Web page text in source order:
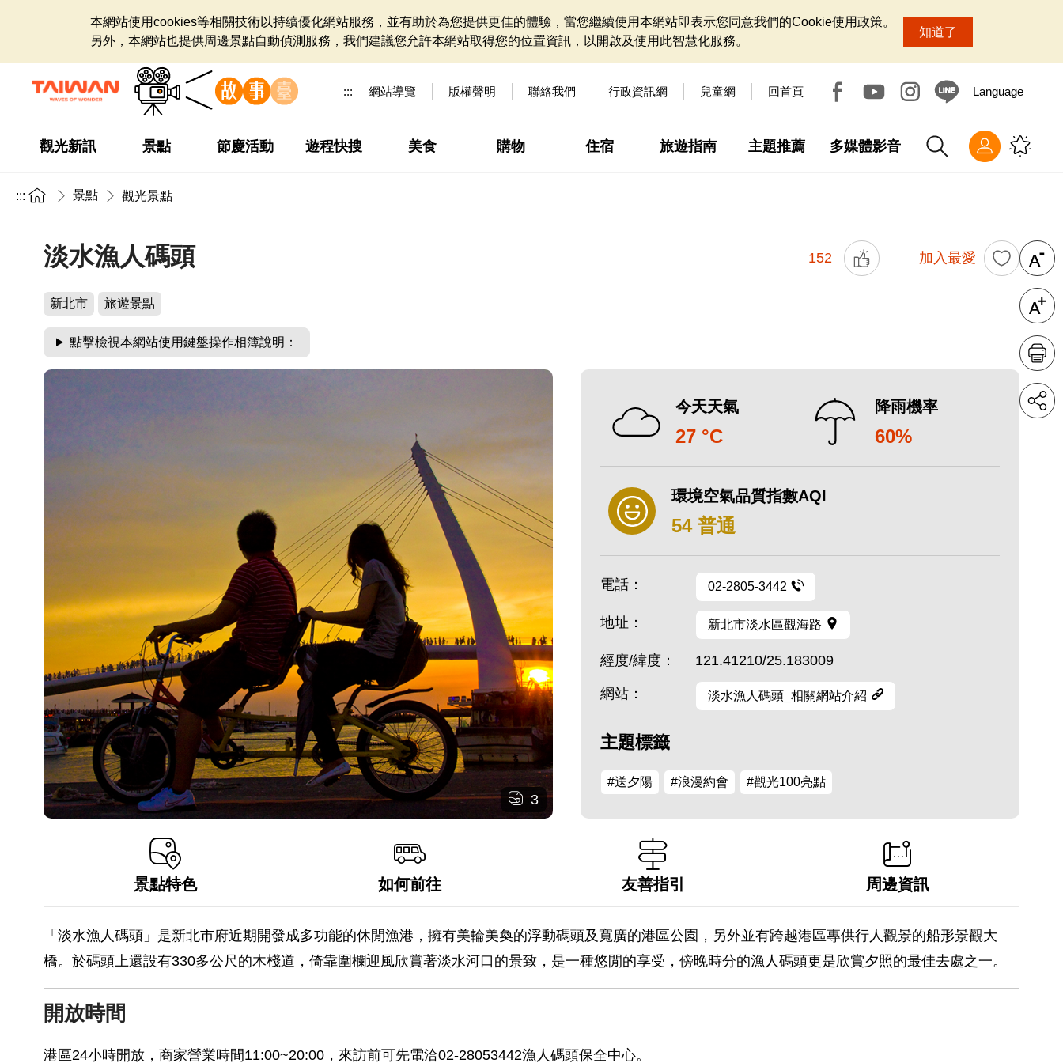
本網站使用cookies等相關技術以持續優化網站服務，並有助於為您提供更佳的體驗，當您繼續使用本網站即表示您同意我們的Cookie使用政策。
另外，本網站也提供周邊景點自動偵測服務，我們建議您允許本網站取得您的位置資訊，以開啟及使用此智慧化服務。
知道了
::: 網站導覽 版權聲明 聯絡我們 行政資訊網 兒童網 回首頁 Language
觀光新訊 景點 節慶活動 遊程快搜 美食 購物 住宿 旅遊指南 主題推薦 多媒體影音
::: 景點 觀光景點
淡水漁人碼頭 152 加入最愛
新北市 旅遊景點
點擊檢視本網站使用鍵盤操作相簿說明：
3
今天天氣
27 °C
降雨機率
60%
環境空氣品質指數AQI
54 普通
電話： 02-2805-3442
地址： 新北市淡水區觀海路
經度/緯度： 121.41210/25.183009
網站： 淡水漁人碼頭_相關網站介紹
主題標籤
#送夕陽 #浪漫約會 #觀光100亮點
景點特色 如何前往 友善指引 周邊資訊
「淡水漁人碼頭」是新北市府近期開發成多功能的休閒漁港，擁有美輪美奐的浮動碼頭及寬廣的港區公園，另外並有跨越港區專供行人觀景的船形景觀大
橋。於碼頭上還設有330多公尺的木棧道，倚靠圍欄迎風欣賞著淡水河口的景致，是一種悠閒的享受，傍晚時分的漁人碼頭更是欣賞夕照的最佳去處之一。
開放時間
港區24小時開放，商家營業時間11:00~20:00，來訪前可先電洽02-28053442漁人碼頭保全中心。